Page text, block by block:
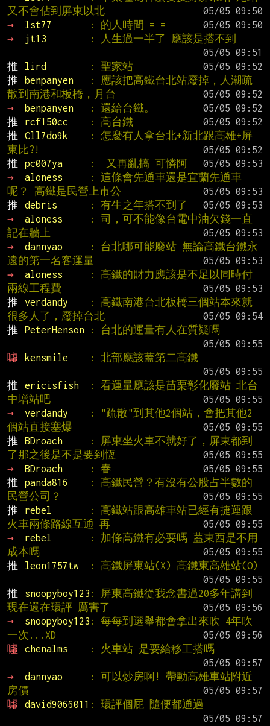
又不會佔到屏東以北
→
lst77 : 的人時間 = =
→
jt13
: 人生過一半了 應該是搭不到
推
lird : 聖家站
推
benpanyen
: 應該把高鐵台北站廢掉，人潮疏
散到南港和板橋，月台
→
benpanyen : 還給台鐵。
推
rcf150cc : 高台鐵
推
Cll7do9k
: 怎麼有人拿台北+新北跟高雄+屏
東比?!
推
pc007ya :  又再亂搞 可憐阿
→
aloness
: 這條會先通車還是宜蘭先通車
呢？ 高鐵是民營上市公
推
debris : 有生之年搭不到了
→
aloness
: 司，可不能像台電中油欠錢一直
記在牆上
→
dannyao
: 台北哪可能廢站 無論高鐵台鐵永
遠的第一名客運量
→
aloness
: 高鐵的財力應該是不足以同時付
兩線工程費
推
verdandy
: 高鐵南港台北板橋三個站本來就
很多人了，廢掉台北
推
PeterHenson
: 台北的運量有人在質疑嗎
噓
kensmile
: 北部應該蓋第二高鐵
推
ericisfish
: 看運量應該是苗栗彰化廢站 北台
中增站吧
→
verdandy
: "疏散"到其他2個站，會把其他2
個站直接塞爆
推
BDroach
: 屏東坐火車不就好了，屏東都到
了那之後是不是要到恆
→
BDroach : 春
推
panda816
: 高鐵民營？有沒有公股占半數的
民營公司？
推
rebel
: 高鐵站跟高雄車站已經有捷運跟
火車兩條路線互通 再
→
rebel
: 加條高鐵有必要嗎 蓋東西是不用
成本嗎
推
leon1757tw
: 高鐵屏東站(X) 高鐵東高雄站(O)
推
snoopyboy123 : 屏東高鐵從我念書過20多年講到
現在還在環評 厲害了
→
snoopyboy123 : 每每到選舉都會拿出來吹 4年吹
一次...XD
噓
chenalms
: 火車站 是要給移工搭嗎
→
dannyao
: 可以炒房啊! 帶動高雄車站附近
房價
噓
david9066011 : 環評個屁 隨便都通過